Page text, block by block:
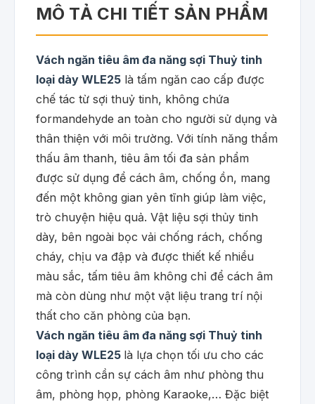
MÔ TẢ CHI TIẾT SẢN PHẨM
Vách ngăn tiêu âm đa năng sợi Thuỷ tinh
loại dày WLE25 là tấm ngăn cao cấp được
chế tác từ sợi thuỷ tinh, không chứa
formandehyde an toàn cho người sử dụng và
thân thiện với môi trường. Với tính năng thẩm
thấu âm thanh, tiêu âm tối đa sản phẩm
được sử dụng để cách âm, chống ồn, mang
đến một không gian yên tĩnh giúp làm việc,
trò chuyện hiệu quả. Vật liệu sợi thủy tinh
dày, bên ngoài bọc vải chống rách, chống
cháy, chịu va đập và được thiết kế nhiều
màu sắc, tấm tiêu âm không chỉ để cách âm
mà còn dùng như một vật liệu trang trí nội
thất cho căn phòng của bạn.
Vách ngăn tiêu âm đa năng sợi Thuỷ tinh
loại dày WLE25 là lựa chọn tối ưu cho các
công trình cần sự cách âm như phòng thu
âm, phòng họp, phòng Karaoke,… Đặc biệt